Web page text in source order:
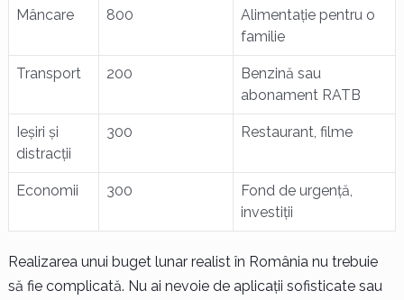
Mâncare 800
Alimentație pentru o
familie
Transport 200
Benzină sau
abonament RATB
Ieșiri și
distracții
300 Restaurant, filme
Economii 300
Fond de urgență,
investiții
Realizarea unui buget lunar realist în România nu trebuie
să fie complicată. Nu ai nevoie de aplicații sofisticate sau